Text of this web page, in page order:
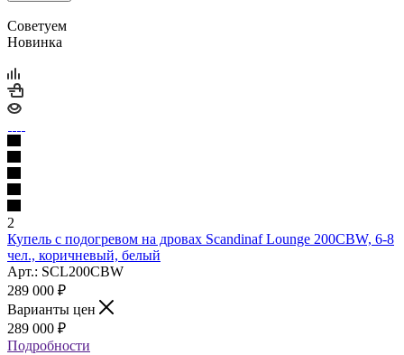
Советуем
Новинка
2
Купель с подогревом на дровах Scandinaf Lounge 200CBW, 6-8
чел., коричневый, белый
Арт.: SCL200CBW
289 000 ₽
Варианты цен
289 000 ₽
Подробности